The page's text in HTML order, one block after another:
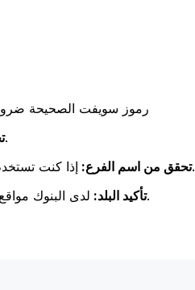
رموز سويفت الصحيحة
تحقق مرة أخرى من تطابق اسم البنك مع اسم البنك المستلم.
تحقق من اسم الفرع:إذا كنت تستخدم رمز سويفت خاص بفرع معين، فتأكد من أن هذا الفرع يطابق فرع المستلم.
تأكيد البلد:لدى البنوك مواقع في جميع أنحاء العالم. تحقق من أن رمز سويفت يتوافق مع بلد البنك الوجهة.